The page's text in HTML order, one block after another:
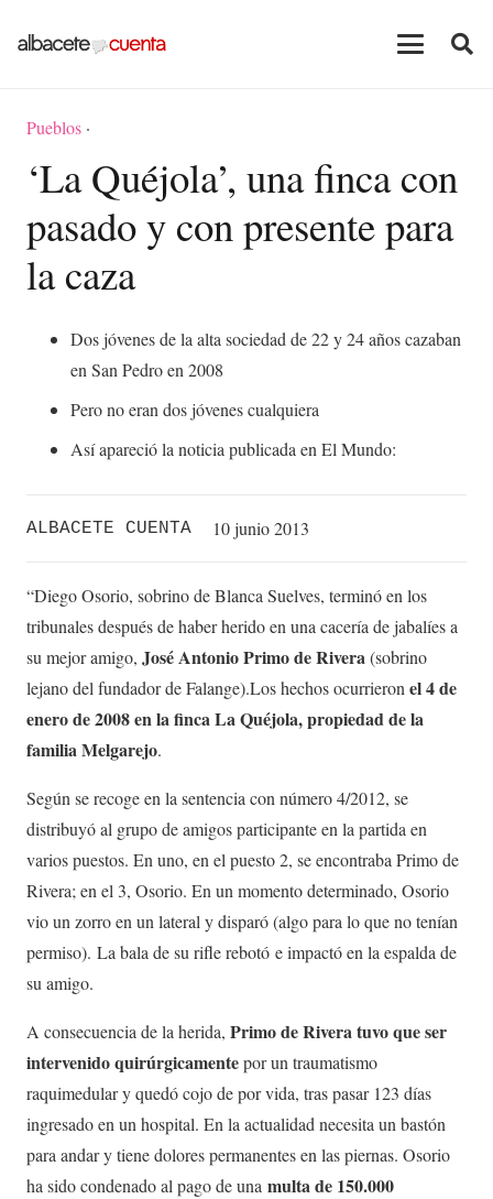
Pueblos ·
‘La Quéjola’, una finca con
pasado y con presente para
la caza
Dos jóvenes de la alta sociedad de 22 y 24 años cazaban
en San Pedro en 2008
Pero no eran dos jóvenes cualquiera
Así apareció la noticia publicada en El Mundo:
ALBACETE CUENTA 10 junio 2013
“Diego Osorio, sobrino de Blanca Suelves, terminó en los
tribunales después de haber herido en una cacería de jabalíes a
su mejor amigo, José Antonio Primo de Rivera(sobrino
lejano del fundador de Falange).Los hechos ocurrieron el 4 de
enero de 2008 en la finca La Quéjola, propiedad de la
familia Melgarejo.
Según se recoge en la sentencia con número 4/2012, se
distribuyó al grupo de amigos participante en la partida en
varios puestos. En uno, en el puesto 2, se encontraba Primo de
Rivera; en el 3, Osorio. En un momento determinado, Osorio
vio un zorro en un lateral y disparó (algo para lo que no tenían
permiso). La bala de su rifle rebotó e impactó en la espalda de
su amigo.
A consecuencia de la herida, Primo de Rivera tuvo que ser
intervenido quirúrgicamentepor un traumatismo
raquimedular y quedó cojo de por vida, tras pasar 123 días
ingresado en un hospital. En la actualidad necesita un bastón
para andar y tiene dolores permanentes en las piernas. Osorio
ha sido condenado al pago de una multa de 150.000